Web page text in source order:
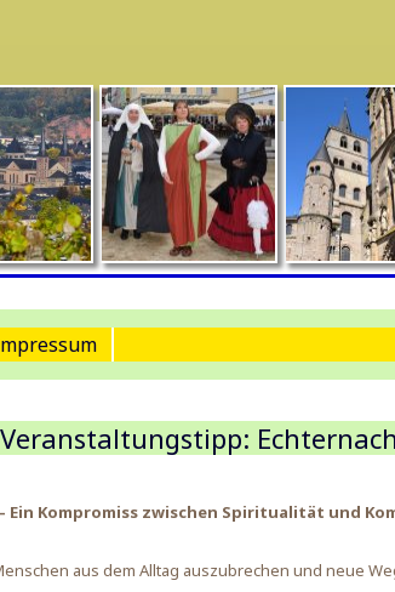
Ein Kompromiss zwischen Spiritualität und
aus dem Alltag auszubrechen und neue